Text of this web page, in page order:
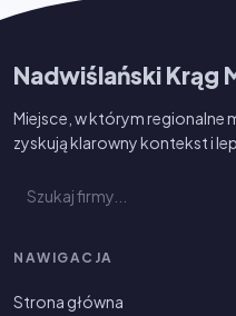
Nadwiślański Krąg
Miejsce, w którym regionalne
zyskują klarowny kontekst i
NAWIGACJA
Strona główna